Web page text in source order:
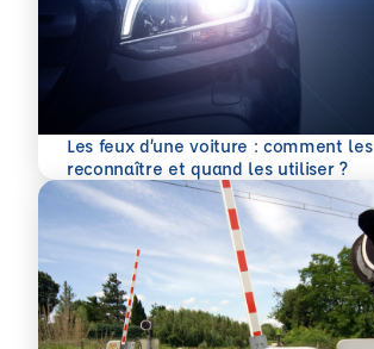
Les feux d’une voiture : comment les
reconnaître et quand les utiliser ?
En savoir plus